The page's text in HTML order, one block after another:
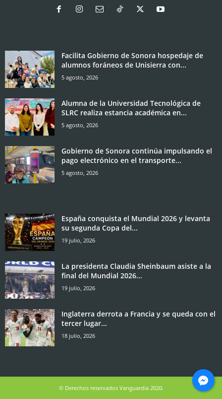
Facilita Gobierno de Sonora hospedaje de
alumnos foráneos de Unisierra con...
5 agosto, 2026
Alumna de la Universidad Tecnológica de
SLRC realiza estancia académica en...
5 agosto, 2026
Gobierno de Sonora continúa impulsando el
pago electrónico en el transporte...
5 agosto, 2026
España conquista el Mundial 2026 y levanta
su segunda Copa del...
19 julio, 2026
La presidenta Claudia Sheinbaum asiste a la
final del Mundial 2026...
19 julio, 2026
Inglaterra derrota a Francia y se queda con el
tercer lugar...
18 julio, 2026
© Derechos reservados Vanguardia 2020.